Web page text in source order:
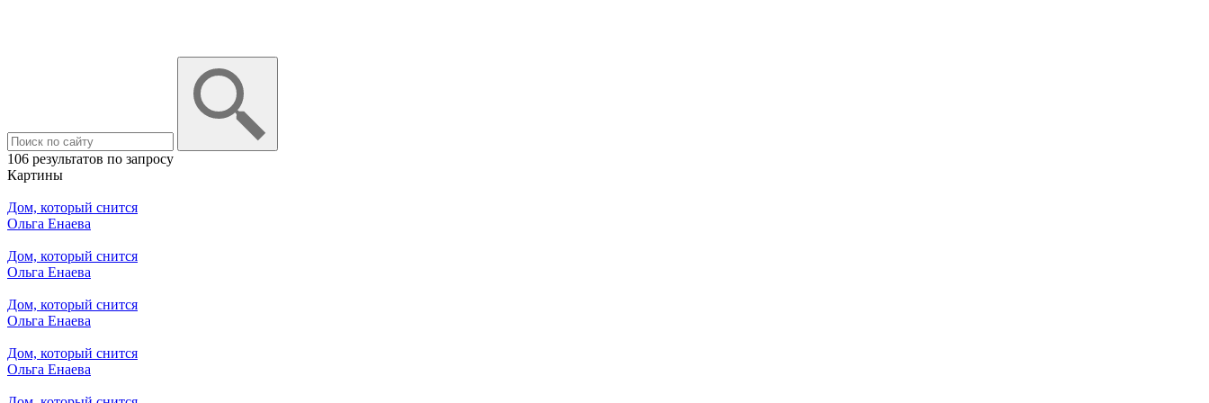
106 результатов по запросу
Картины
Дом, который снится
Ольга Енаева
Дом, который снится
Ольга Енаева
Дом, который снится
Ольга Енаева
Дом, который снится
Ольга Енаева